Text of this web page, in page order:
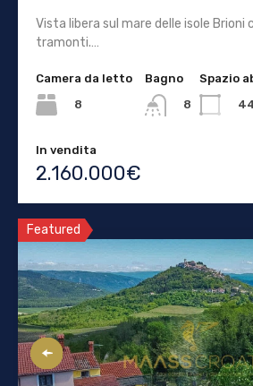
Vista libera sul mare delle isole Brioni
tramonti.…
Camera da letto
8
Bagno
8
Spazio
In vendita
2.160.000€
Featured